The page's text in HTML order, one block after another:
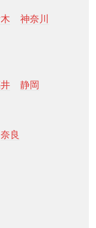
神奈川
静岡
奈良